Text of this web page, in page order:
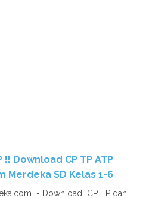
!! Download CP TP ATP
Merdeka SD Kelas 1-6
- Download CP TP dan